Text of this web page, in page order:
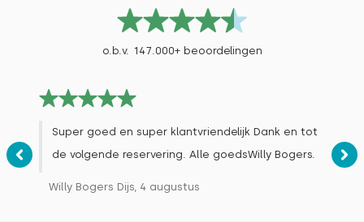
o.b.v. 147.000+ beoordelingen
Super goed en super klantvriendelijk Dank en tot
de volgende reservering. Alle goedsWilly Bogers.
Willy Bogers Dijs, 4 augustus